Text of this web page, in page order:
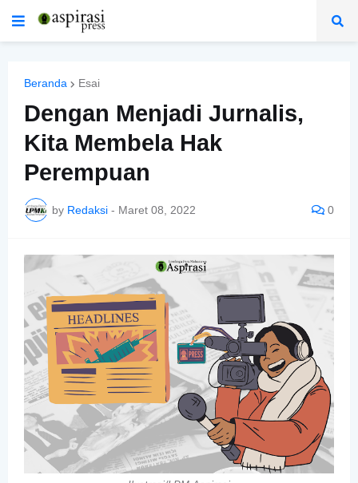
Beranda Esai
Dengan Menjadi Jurnalis,
Kita Membela Hak
Perempuan
by Redaksi - Maret 08, 2022 0